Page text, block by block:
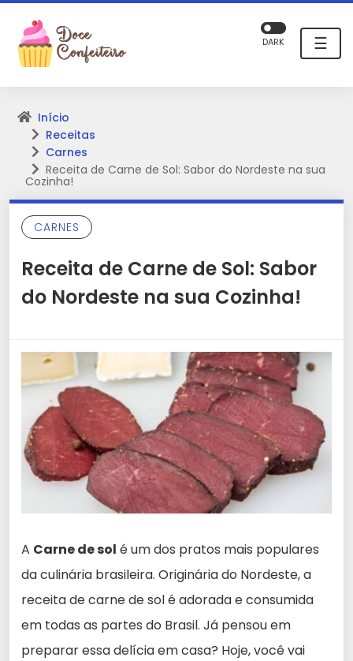
☰
DARK
Início
Receitas
Carnes
Receita de Carne de Sol: Sabor do Nordeste na sua
Cozinha!
CARNES
Receita de Carne de Sol: Sabor
do Nordeste na sua Cozinha!
A Carne de sol é um dos pratos mais populares
da culinária brasileira. Originária do Nordeste, a
receita de carne de sol é adorada e consumida
em todas as partes do Brasil. Já pensou em
preparar essa delícia em casa? Hoje, você vai